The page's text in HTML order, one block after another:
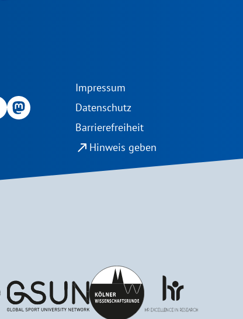
Impressum
Datenschutz
Barrierefreiheit
north_east Hinweis geben